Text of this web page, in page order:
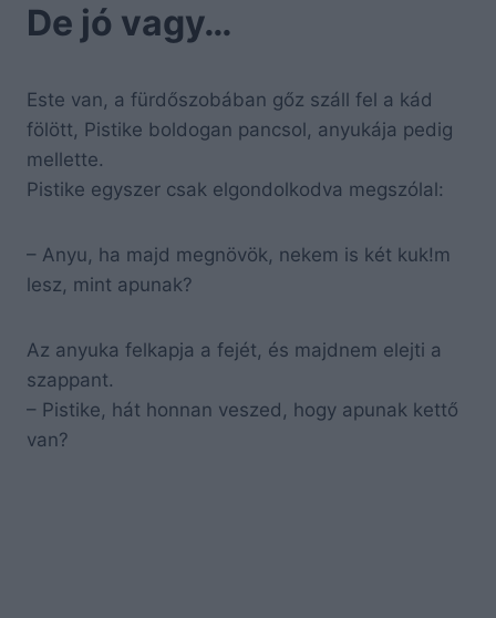
De jó vagy…
Este van, a fürdőszobában gőz száll fel a kád
fölött, Pistike boldogan pancsol, anyukája pedig
mellette.
Pistike egyszer csak elgondolkodva megszólal:
– Anyu, ha majd megnövök, nekem is két kuk!m
lesz, mint apunak?
Az anyuka felkapja a fejét, és majdnem elejti a
szappant.
– Pistike, hát honnan veszed, hogy apunak kettő
van?